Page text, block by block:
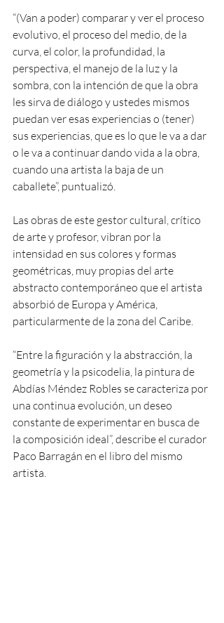
“(Van a poder) comparar y ver el proceso
evolutivo, el proceso del medio, de la
curva, el color, la profundidad, la
perspectiva, el manejo de la luz y la
sombra, con la intención de que la obra
les sirva de diálogo y ustedes mismos
puedan ver esas experiencias o (tener)
sus experiencias, que es lo que le va a dar
o le va a continuar dando vida a la obra,
cuando una artista la baja de un
caballete”, puntualizó.
Las obras de este gestor cultural, crítico
de arte y profesor, vibran por la
intensidad en sus colores y formas
geométricas, muy propias del arte
abstracto contemporáneo que el artista
absorbió de Europa y América,
particularmente de la zona del Caribe.
“Entre la figuración y la abstracción, la
geometría y la psicodelia, la pintura de
Abdías Méndez Robles se caracteriza por
una continua evolución, un deseo
constante de experimentar en busca de
la composición ideal”, describe el curador
Paco Barragán en el libro del mismo
artista.